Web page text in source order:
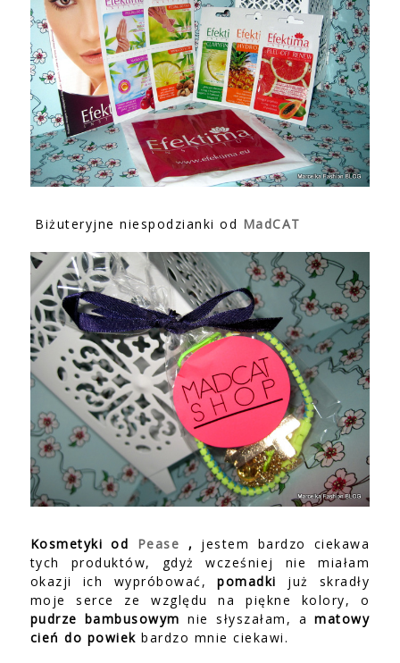
Biżuteryjne niespodzianki od MadCAT
Kosmetyki od Pease , jestem bardzo ciekawa
tych produktów, gdyż wcześniej nie miałam
okazji ich wypróbować,pomadki już skradły
moje serce ze względu na piękne kolory, o
pudrze bambusowym nie słyszałam, amatowy
cień do powiekbardzo mnie ciekawi.